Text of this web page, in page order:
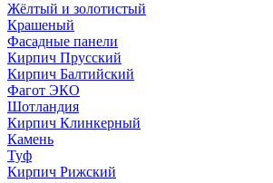
Жёлтый и золотистый
Крашеный
Фасадные панели
Кирпич Прусский
Кирпич Балтийский
Фагот ЭКО
Шотландия
Кирпич Клинкерный
Камень
Туф
Кирпич Рижский